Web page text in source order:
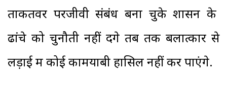
ताकतवर परजीवी संबंध बना चुके शासन के
ढांचे को चुनौती नहीं देंगे तब तक बलात्कार से
लड़ाई में कोई कामयाबी हासिल नहीं कर पाएंगे.